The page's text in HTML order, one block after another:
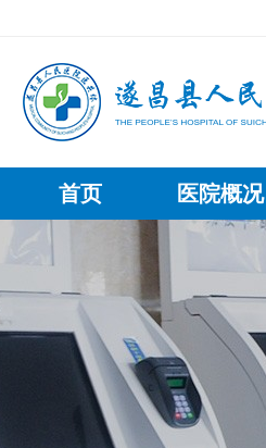
首页 医院概况